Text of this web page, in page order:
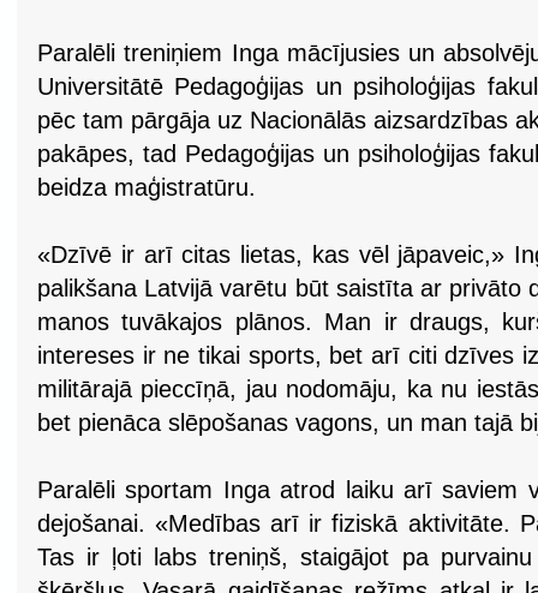
Paralēli treniņiem Inga mācījusies un
Universitātē Pedagoģijas un psiholoģijas
pēc tam pārgāja uz Nacionālās aizsardzības
pakāpes, tad Pedagoģijas un psiholoģijas
beidza maģistratūru.
«Dzīvē ir arī citas lietas, kas vēl jāpaveic,»
palikšana Latvijā varētu būt saistīta ar privāto
manos tuvākajos plānos. Man ir draugs,
intereses ir ne tikai sports, bet arī citi dzīves
militārajā pieccīņā, jau nodomāju, ka nu
bet pienāca slēpošanas vagons, un man tajā
Paralēli sportam Inga atrod laiku arī saviem
dejošanai. «Medības arī ir fiziskā aktivitāte.
Tas ir ļoti labs treniņš, staigājot pa